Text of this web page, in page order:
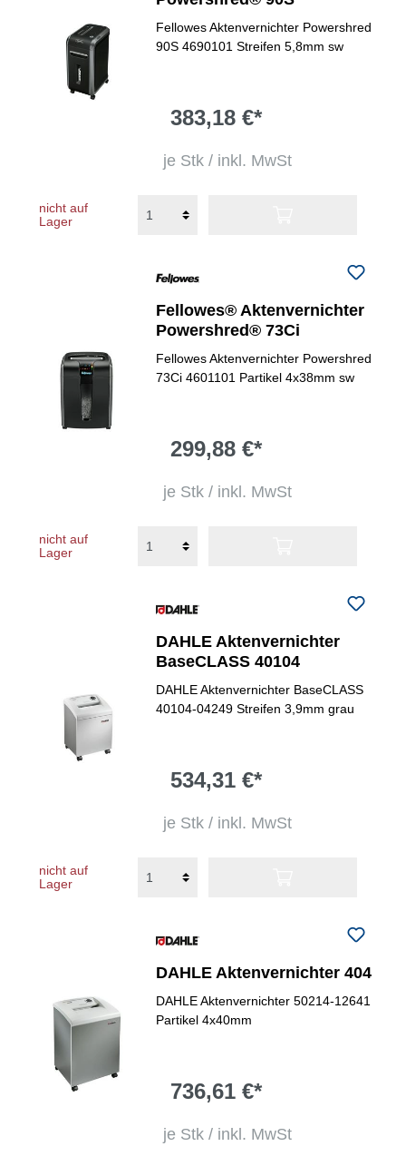
Fellowes Aktenvernichter Powershred
90S 4690101 Streifen 5,8mm sw
383,18 €*
je Stk / inkl. MwSt
nicht auf
Lager
Fellowes® Aktenvernichter
Powershred® 73Ci
Fellowes Aktenvernichter Powershred
73Ci 4601101 Partikel 4x38mm sw
299,88 €*
je Stk / inkl. MwSt
nicht auf
Lager
DAHLE Aktenvernichter
BaseCLASS 40104
DAHLE Aktenvernichter BaseCLASS
40104-04249 Streifen 3,9mm grau
534,31 €*
je Stk / inkl. MwSt
nicht auf
Lager
DAHLE Aktenvernichter 404
DAHLE Aktenvernichter 50214-12641
Partikel 4x40mm
736,61 €*
je Stk / inkl. MwSt